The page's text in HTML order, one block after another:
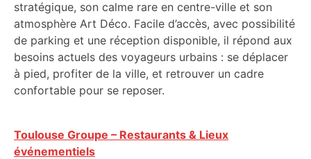
stratégique, son calme rare en centre-ville et son
atmosphère Art Déco. Facile d’accès, avec possibilité
de parking et une réception disponible, il répond aux
besoins actuels des voyageurs urbains : se déplacer
à pied, profiter de la ville, et retrouver un cadre
confortable pour se reposer.
Toulouse Groupe – Restaurants & Lieux
événementiels